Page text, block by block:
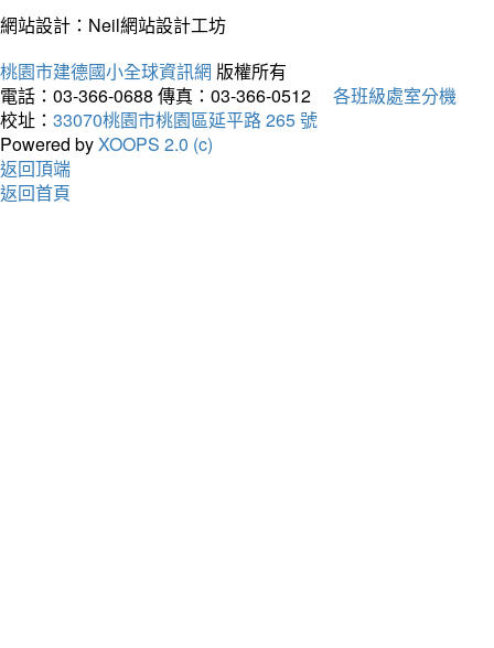
網站設計：Neil網站設計工坊
桃園市建德國小全球資訊網 版權所有
電話：03-366-0688 傳真：03-366-0512
各班級處室分機
校址： 33070桃園市桃園區延平路 265 號
Powered byXOOPS 2.0 (c)
返回頂端
返回首頁